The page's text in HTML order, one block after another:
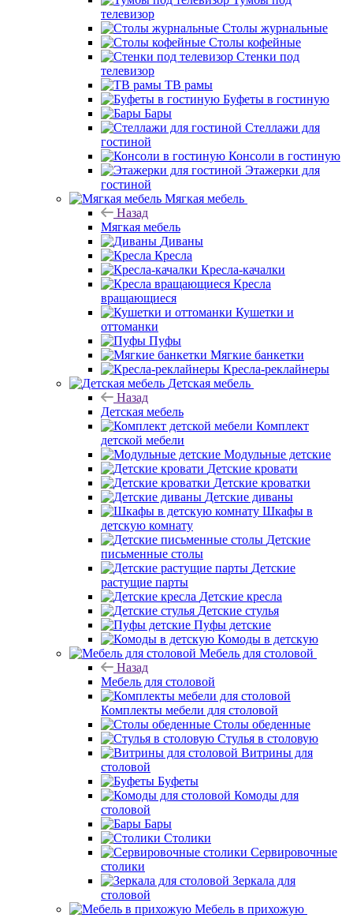
телевизор
Столы журнальные
Столы кофейные
Стенки под
телевизор
ТВ рамы
Буфеты в гостиную
Бары
Стеллажи для
гостиной
Консоли в гостиную
Этажерки для
гостиной
Мягкая мебель
Назад
Мягкая мебель
Диваны
Кресла
Кресла-качалки
Кресла
вращающиеся
Кушетки и
оттоманки
Пуфы
Мягкие банкетки
Кресла-реклайнеры
Детская мебель
Назад
Детская мебель
Комплект
детской мебели
Модульные детские
Детские кровати
Детские кроватки
Детские диваны
Шкафы в
детскую комнату
Детские
письменные столы
Детские
растущие парты
Детские кресла
Детские стулья
Пуфы детские
Комоды в детскую
Мебель для столовой
Назад
Мебель для столовой
Комплекты мебели для столовой
Столы обеденные
Стулья в столовую
Витрины для
столовой
Буфеты
Комоды для
столовой
Бары
Столики
Сервировочные
столики
Зеркала для
столовой
Мебель в прихожую